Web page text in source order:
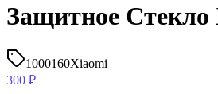
Защитное
1000160Xiaomi
300 ₽